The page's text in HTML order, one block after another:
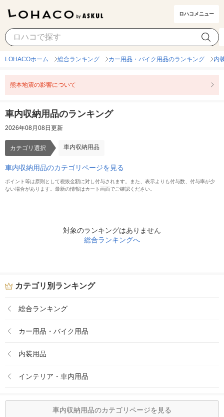
ロハコメニュー
車内収納用品 カテゴリ選択
LOHACOホーム 総合ランキング カー用品・バイク用品のランキング 内
熊本地震の影響について
車内収納用品のランキング
2026年08月08日更新
カテゴリ選択 車内収納用品
車内収納用品のカテゴリページを見る
ポイント等は原則として税抜金額に対し付与されます。また、表示よりも付与数、付与率が少
ない場合があります。最新の情報はカート画面でご確認ください。
対象のランキングはありません
総合ランキングへ
カテゴリ別ランキング
総合ランキング
カー用品・バイク用品
内装用品
インテリア・車内用品
車内収納用品のカテゴリページを見る